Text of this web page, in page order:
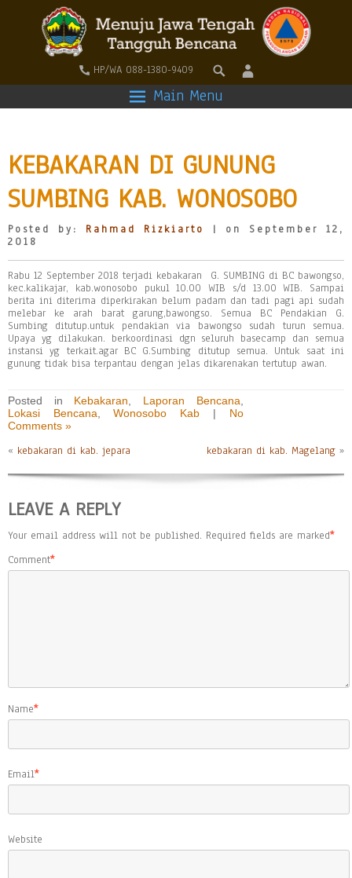
HP/WA 088-1380-9409
Main Menu
KEBAKARAN DI GUNUNG
SUMBING KAB. WONOSOBO
Posted by: Rahmad Rizkiarto
| on September 12,
2018
Rabu 12 September 2018 terjadi kebakaran G. SUMBING di BC bawongso,
kec.kalikajar, kab.wonosobo pukul 10.00 WIB s/d 13.00 WIB. Sampai
berita ini diterima diperkirakan belum padam dan tadi pagi api sudah
melebar ke arah barat garung,bawongso. Semua BC Pendakian G.
Sumbing ditutup.untuk pendakian via bawongso sudah turun semua.
Upaya yg dilakukan. berkoordinasi dgn seluruh basecamp dan semua
instansi yg terkait.agar BC G.Sumbing ditutup semua. Untuk saat ini
gunung tidak bisa terpantau dengan jelas dikarenakan tertutup awan.
Posted in Kebakaran Laporan Bencana
Lokasi Bencana ,Wonosobo Kab | No
Comments »
« kebakaran di kab. jepara kebakaran di kab. Magelang »
LEAVE A REPLY
Your email address will not be published. Required fields are marked*
Comment*
Name*
Email*
Website